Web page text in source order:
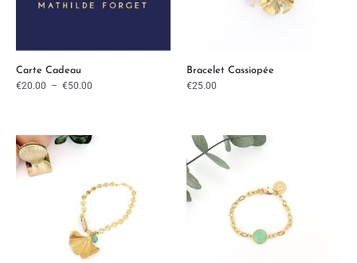
Carte Cadeau
€20.00 – €50.00
Bracelet Cassiopée
€25.00